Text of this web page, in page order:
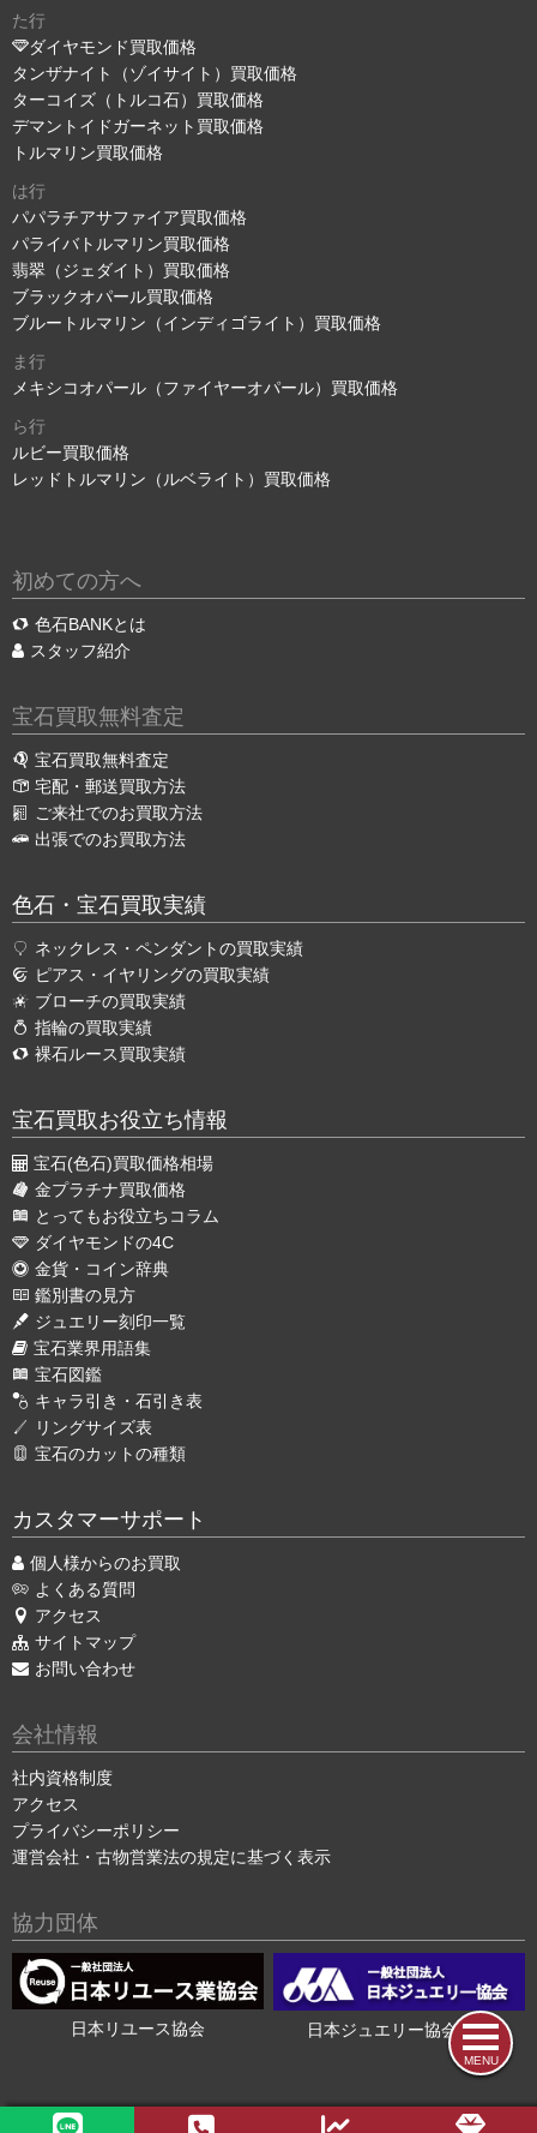
MENU
た行
ダイヤモンド買取価格
タンザナイト（ゾイサイト）買取価格
ターコイズ（トルコ石）買取価格
デマントイドガーネット買取価格
トルマリン買取価格
は行
パパラチアサファイア買取価格
パライバトルマリン買取価格
翡翠（ジェダイト）買取価格
ブラックオパール買取価格
ブルートルマリン（インディゴライト）買取価格
ま行
メキシコオパール（ファイヤーオパール）買取価格
ら行
ルビー買取価格
レッドトルマリン（ルベライト）買取価格
初めての方へ
色石BANKとは
スタッフ紹介
宝石買取無料査定
宝石買取無料査定
宅配・郵送買取方法
ご来社でのお買取方法
出張でのお買取方法
色石・宝石買取実績
ネックレス・ペンダントの買取実績
ピアス・イヤリングの買取実績
ブローチの買取実績
指輪の買取実績
裸石ルース買取実績
宝石買取お役立ち情報
宝石(色石)買取価格相場
金プラチナ買取価格
とってもお役立ちコラム
ダイヤモンドの4C
金貨・コイン辞典
鑑別書の見方
ジュエリー刻印一覧
宝石業界用語集
宝石図鑑
キャラ引き・石引き表
リングサイズ表
宝石のカットの種類
カスタマーサポート
個人様からのお買取
よくある質問
アクセス
サイトマップ
お問い合わせ
会社情報
社内資格制度
アクセス
プライバシーポリシー
運営会社・古物営業法の規定に基づく表示
協力団体
日本リユース協会 日本ジュエリー協会会員